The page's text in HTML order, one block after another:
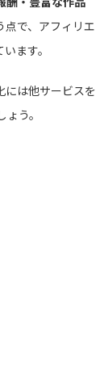
点で、アフィリエ
ます。
には他サービスを
う。